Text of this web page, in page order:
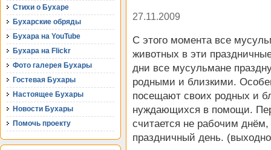
Стихи о Бухаре
Бухарские обряды
Бухара на YouTube
Бухара на Flickr
Фото галерея Бухары
Гостевая Бухары
Настоящее Бухары
Новости Бухары
Помочь проекту
27.11.2009
С этого момента все
животных в эти
дни все мусульмане
родными и близкими.
посещают своих родных и
нуждающихся в помощи.
считается не рабочим
праздничный день.